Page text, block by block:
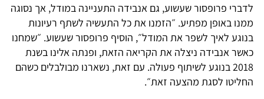
פרופסור שעשוע, גם אנבידה התעניינה במודל, אך נסוגה
באופן מפתיע. ״הזמנו את כל התעשיה לשתף רעיונות
לאיך לשפר את המודל״, הוסיף פרופסור שעשוע. ״שמחנו
אנבידה ניצלה את הקריאה הזאת, ופנתה אלינו בשנת
2018 בנוגע לשיתוף פעולה. עם זאת, נשארנו מבולבלים כשהם
לסגת מהצעה זאת״.